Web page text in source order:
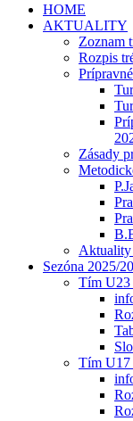
HOME
AKTUALITY
Zoznam
Rozpis
Zásady
Aktuality
Sezóna 2025/
Tím U23
Tím U17